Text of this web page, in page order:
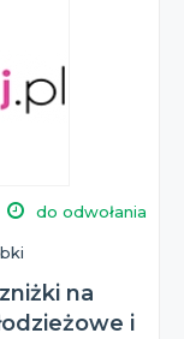
do odwołania
na
i